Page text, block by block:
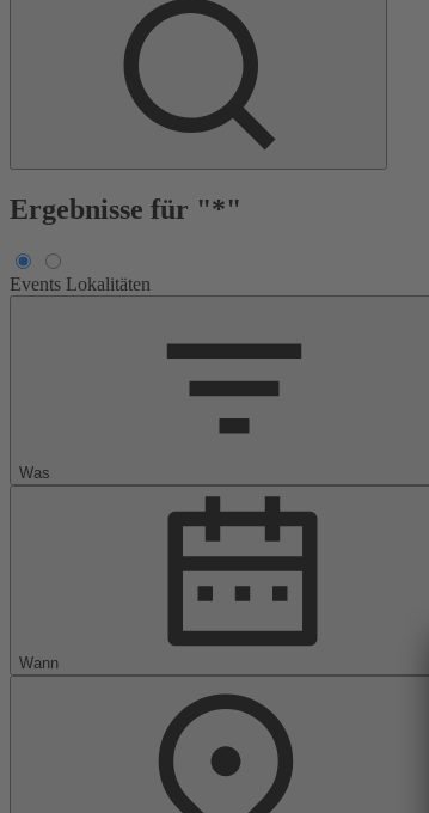
Ergebnisse für "*"
Events Lokalitäten
Was
Wann